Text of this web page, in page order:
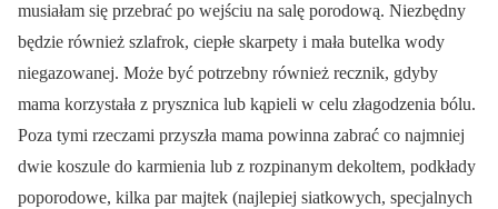
musiałam się przebrać po wejściu na salę porodową. Niezbędny
będzie również szlafrok, ciepłe skarpety i mała butelka wody
niegazowanej. Może być potrzebny również recznik, gdyby
mama korzystała z prysznica lub kąpieli w celu złagodzenia bólu.
Poza tymi rzeczami przyszła mama powinna zabrać co najmniej
dwie koszule do karmienia lub z rozpinanym dekoltem, podkłady
poporodowe, kilka par majtek (najlepiej siatkowych, specjalnych